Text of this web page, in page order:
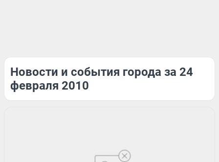
Новости и события города за 24
февраля 2010